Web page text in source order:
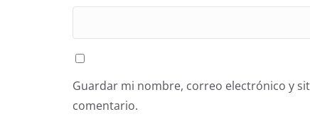
Guardar mi nombre, correo electrónico y
comentario.